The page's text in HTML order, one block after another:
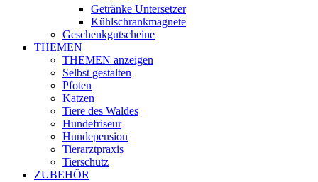
Getränke Untersetzer
Kühlschrankmagnete
Geschenkgutscheine
THEMEN
THEMEN anzeigen
Selbst gestalten
Pfoten
Katzen
Tiere des Waldes
Hundefriseur
Hundepension
Tierarztpraxis
Tierschutz
ZUBEHÖR